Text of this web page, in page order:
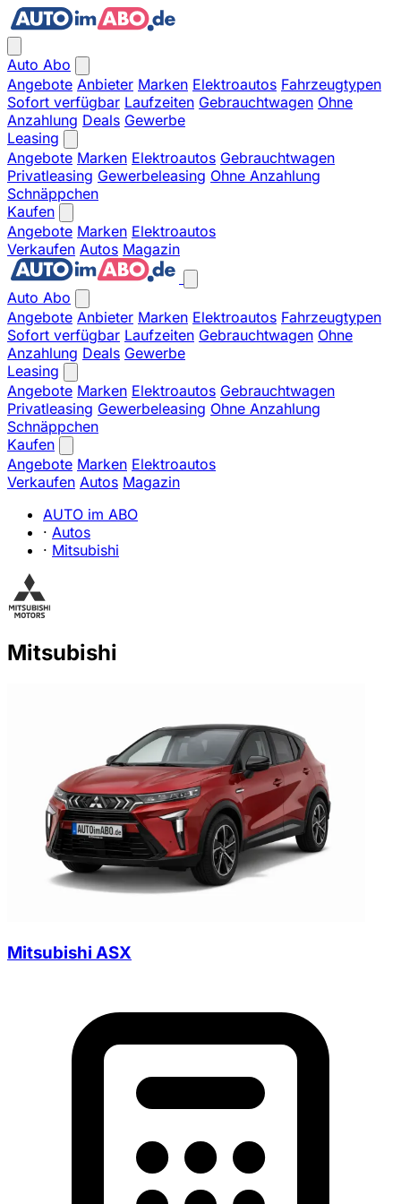
Auto Abo
Angebote Anbieter Marken Elektroautos Fahrzeugtypen
Sofort verfügbar Laufzeiten Gebrauchtwagen Ohne
Anzahlung Deals Gewerbe
Leasing
Angebote Marken Elektroautos Gebrauchtwagen
Privatleasing Gewerbeleasing Ohne Anzahlung
Schnäppchen
Kaufen
Angebote Marken Elektroautos
Verkaufen Autos Magazin
Auto Abo
Angebote Anbieter Marken Elektroautos Fahrzeugtypen
Sofort verfügbar Laufzeiten Gebrauchtwagen Ohne
Anzahlung Deals Gewerbe
Leasing
Angebote Marken Elektroautos Gebrauchtwagen
Privatleasing Gewerbeleasing Ohne Anzahlung
Schnäppchen
Kaufen
Angebote Marken Elektroautos
Verkaufen Autos Magazin
AUTO im ABO
· Autos
· Mitsubishi
Mitsubishi
Mitsubishi ASX